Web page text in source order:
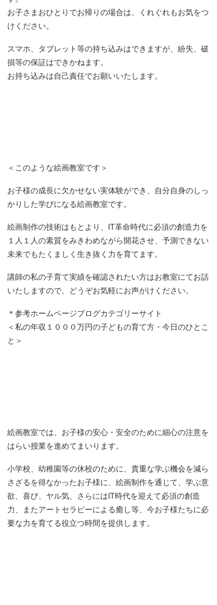
お子さまおひとりでお帰りの場合は、くれぐれもお気をつ
けください。
スマホ、タブレット等の持ち込みはできますが、紛失、破
損等の保証はできかねます。
お持ち込みは自己責任でお願いいたします。
＜このような絵画教室です＞
お子様の成長に欠かせない実体験ができ、自分自身のしっ
かりした学びになる絵画教室です。
絵画制作の技術はもとより、IT革命時代に必須の創造力を
１人１人の素質をみきわめながら開花させ、予測できない
未来でもたくましく生き抜く力を育てます。
講師の私の子育て実績を確認されたい方はお教室にてお話
いたしますので、どうぞお気軽にお声がけください。
＊参考ホームページブログカテゴリーサイト
＜私の年収１０００万円の子どもの育て方・今日のひとこ
と＞
絵画教室では、お子様の安心・安全のために細心の注意を
はらい授業を進めてまいります。
小学校、幼稚園等の休校のために、貴重な学ぶ機会を減ら
さざるを得なかったお子様に、絵画制作を通じて、学ぶ意
欲、喜び、ヤル気、さらにはIT時代を迎えて必須の創造
力、またアートセラピーによる癒し等、今お子様たちに必
要な力を育てる役立つ時間を提供します。